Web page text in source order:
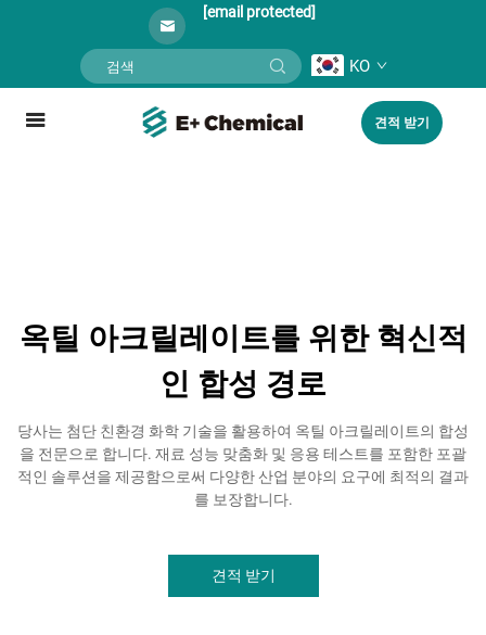
[email protected]
KO
견적 받기
옥틸 아크릴레이트를 위한 혁신적
인 합성 경로
당사는 첨단 친환경 화학 기술을 활용하여 옥틸 아크릴레이트의 합성
을 전문으로 합니다. 재료 성능 맞춤화 및 응용 테스트를 포함한 포괄
적인 솔루션을 제공함으로써 다양한 산업 분야의 요구에 최적의 결과
를 보장합니다.
견적 받기